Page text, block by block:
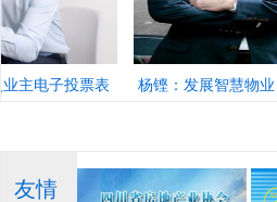
杨铿：发展智慧物业 构建城镇基层
友情